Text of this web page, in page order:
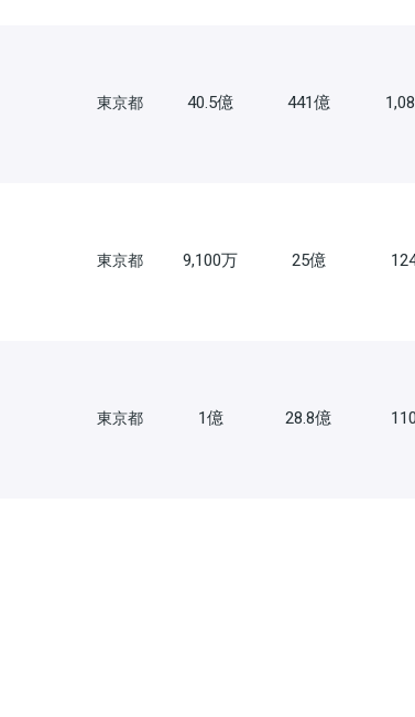
東京都 40.5億 441億
東京都 9,100万 25億
東京都 1億 28.8億